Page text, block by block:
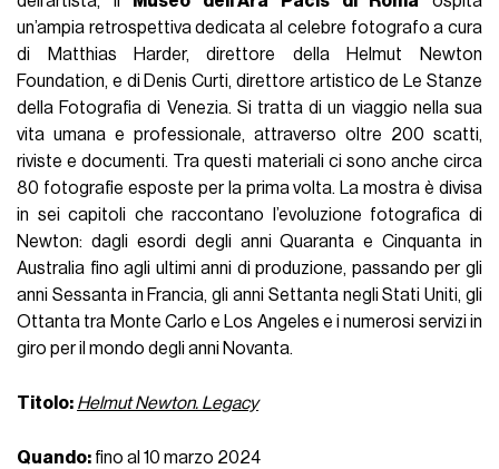
un’ampia retrospettiva dedicata al celebre fotografo a cura
di Matthias Harder, direttore della Helmut Newton
Foundation, e di Denis Curti, direttore artistico de Le Stanze
della Fotografia di Venezia. Si tratta di un viaggio nella sua
vita umana e professionale, attraverso oltre 200 scatti,
riviste e documenti. Tra questi materiali ci sono anche circa
80 fotografie esposte per la prima volta. La mostra è divisa
in sei capitoli che raccontano l’evoluzione fotografica di
Newton: dagli esordi degli anni Quaranta e Cinquanta in
Australia fino agli ultimi anni di produzione, passando per gli
anni Sessanta in Francia, gli anni Settanta negli Stati Uniti, gli
Ottanta tra Monte Carlo e Los Angeles e i numerosi servizi in
giro per il mondo degli anni Novanta.
Titolo: Helmut Newton. Legacy
Quando: fino al 10 marzo 2024